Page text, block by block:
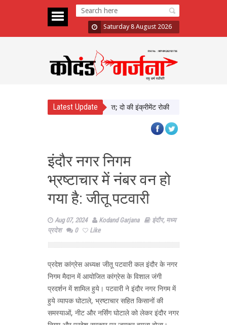
Saturday 8 August 2026
Latest Update
में दिखाई सख्ती, 3 अधिकारी निलंबित; दो की इंक्रीमेंट रोकी पंजाब चुनाव से पहले
इंदौर नगर निगम
भ्रष्टाचार में नंबर वन हो
गया है: जीतू पटवारी
Aug 07, 2024 Kodand Garjana इंदौर, मध्य
प्रदेश
0 Like
प्रदेश कांग्रेस अध्यक्ष जीतू पटवारी कल इंदौर के नगर
निगम मैदान में आयोजित कांग्रेस के विशाल जंगी
प्रदर्शन में शामिल हुये। पटवारी ने इंदौर नगर निगम में
हुये व्यापक घोटाले, भ्रष्टाचार सहित किसानों की
समस्याओं, नीट और नर्सिंग घोटाले को लेकर इंदौर नगर